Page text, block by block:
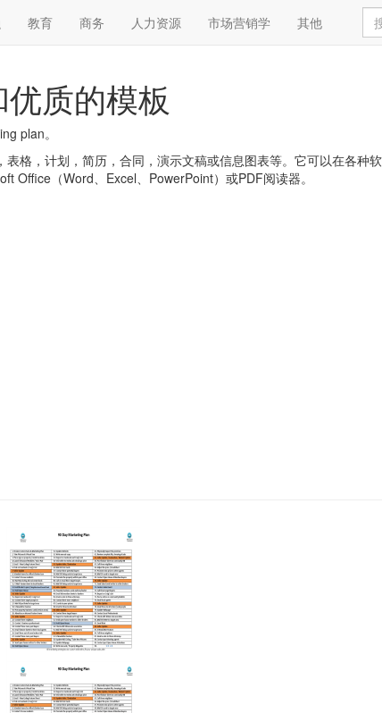
教育 商务 人力资源 市场营销学 其他
质的模板
plan。
格，计划，简历，合同，演示文稿或信息图表等。它可以在各
Office（Word、Excel、PowerPoint）或PDF阅读器。